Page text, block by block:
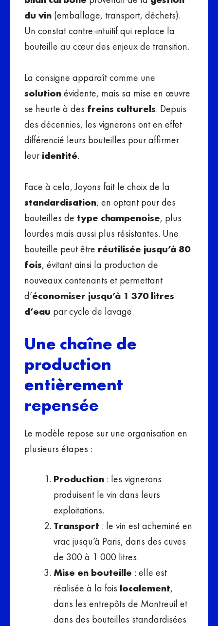
du vin (emballage, transport, déchets).
Un constat contre-intuitif qui replace la
bouteille au cœur des enjeux de transition.
La consigne apparaît comme une
solutionévidente, mais sa mise en œuvre
se heurte à des freins culturels. Depuis
des décennies, les vignerons ont en effet
différencié leurs bouteilles pour affirmer
leuridentité.
Face à cela, Joyons fait le choix de la
standardisation, en optant pour des
bouteilles de type champenoise, plus
lourdes mais aussi plus résistantes. Une
bouteille peut être réutilisée jusqu’à 80
fois, évitant ainsi la production de
nouveaux contenants et permettant
d’économiser jusqu’à 1 370 litres
d’eau par cycle de lavage.
Une chaîne de
production
entièrement
repensée
Le modèle repose sur une organisation en
plusieurs étapes :
Production : les vignerons
produisent le vin dans leurs
exploitations.
Transport : le vin est acheminé en
vrac jusqu’à Paris, dans des cuves
de 300 à 1 000 litres.
Mise en bouteille : elle est
réalisée à la fois localement,
dans les entrepôts de Montreuil et
dans des bouteilles standardisées